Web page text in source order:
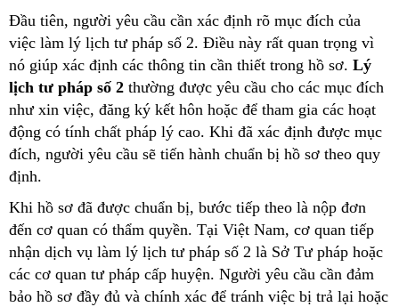
Đầu tiên, người yêu cầu cần xác định rõ mục đích của
việc làm lý lịch tư pháp số 2. Điều này rất quan trọng vì
nó giúp xác định các thông tin cần thiết trong hồ sơ. Lý
lịch tư pháp số 2 thường được yêu cầu cho các mục đích
như xin việc, đăng ký kết hôn hoặc để tham gia các hoạt
động có tính chất pháp lý cao. Khi đã xác định được mục
đích, người yêu cầu sẽ tiến hành chuẩn bị hồ sơ theo quy
định.
Khi hồ sơ đã được chuẩn bị, bước tiếp theo là nộp đơn
đến cơ quan có thẩm quyền. Tại Việt Nam, cơ quan tiếp
nhận dịch vụ làm lý lịch tư pháp số 2 là Sở Tư pháp hoặc
các cơ quan tư pháp cấp huyện. Người yêu cầu cần đảm
bảo hồ sơ đầy đủ và chính xác để tránh việc bị trả lại hoặc